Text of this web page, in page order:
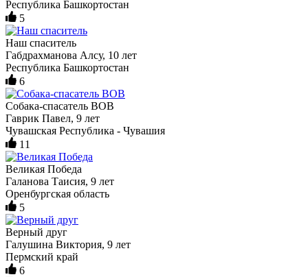
Республика Башкортостан
5
Наш спаситель
Габдрахманова Алсу, 10 лет
Республика Башкортостан
6
Собака-спасатель ВОВ
Гаврик Павел, 9 лет
Чувашская Республика - Чувашия
11
Великая Победа
Галанова Таисия, 9 лет
Оренбургская область
5
Верный друг
Галушина Виктория, 9 лет
Пермский край
6